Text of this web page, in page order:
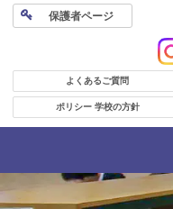
保護者ページ
よくあるご質問
ポリシー 学校の方針